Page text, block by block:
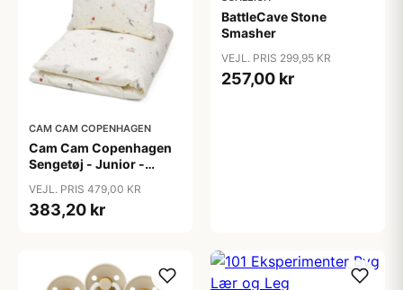
CAM CAM COPENHAGEN
Cam Cam Copenhagen
Sengetøj - Junior -
VEJL. PRIS 479,00 KR
383,20 kr
BattleCave Stone
Smasher
VEJL. PRIS 299,95 KR
257,00 kr